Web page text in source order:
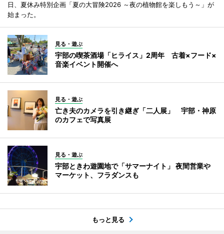
日、夏休み特別企画「夏の大冒険2026 ～夜の植物館を楽しもう～」が
始まった。
見る・遊ぶ
宇部の喫茶酒場「ヒライス」2周年 古着×フード×
音楽イベント開催へ
見る・遊ぶ
亡き夫のカメラを引き継ぎ「二人展」 宇部・神原
のカフェで写真展
見る・遊ぶ
宇部ときわ遊園地で「サマーナイト」 夜間営業や
マーケット、フラダンスも
もっと見る